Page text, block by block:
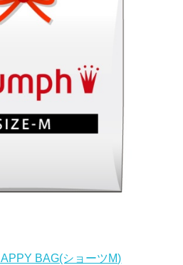
BAG(ショーツM)